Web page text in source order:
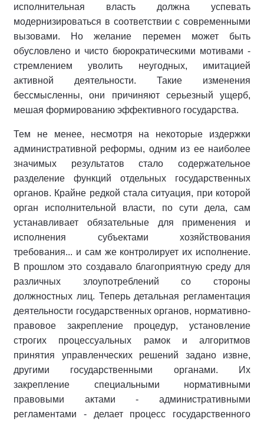
исполнительная власть должна успевать
модернизироваться в соответствии с современными
вызовами. Но желание перемен может быть
обусловлено и чисто бюрократическими мотивами -
стремлением уволить неугодных, имитацией
активной деятельности. Такие изменения
бессмысленны, они причиняют серьезный ущерб,
мешая формированию эффективного государства.
Тем не менее, несмотря на некоторые издержки
административной реформы, одним из ее наиболее
значимых результатов стало содержательное
разделение функций отдельных государственных
органов. Крайне редкой стала ситуация, при которой
орган исполнительной власти, по сути дела, сам
устанавливает обязательные для применения и
исполнения субъектами хозяйствования
требования... и сам же контролирует их исполнение.
В прошлом это создавало благоприятную среду для
различных злоупотреблений со стороны
должностных лиц. Теперь детальная регламентация
деятельности государственных органов, нормативно-
правовое закрепление процедур, установление
строгих процессуальных рамок и алгоритмов
принятия управленческих решений задано извне,
другими государственными органами. Их
закрепление специальными нормативными
правовыми актами - административными
регламентами - делает процесс государственного